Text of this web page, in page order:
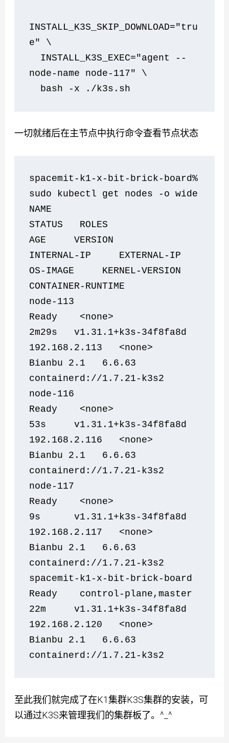
INSTALL_K3S_SKIP_DOWNLOAD="tru
e" \
node-name node-117" \
  bash -x ./k3s.sh
一切就绪后在主节点中执行命令查看节点状态
spacemit-k1-x-bit-brick-board%
sudo kubectl get nodes -o wide
NAME
STATUS   ROLES
AGE     VERSION
INTERNAL-IP     EXTERNAL-IP
OS-IMAGE     KERNEL-VERSION
CONTAINER-RUNTIME
node-113
Ready    <none>
2m29s   v1.31.1+k3s-34f8fa8d
192.168.2.113   <none>
Bianbu 2.1   6.6.63
containerd://1.7.21-k3s2
node-116
Ready    <none>
53s     v1.31.1+k3s-34f8fa8d
192.168.2.116   <none>
Bianbu 2.1   6.6.63
containerd://1.7.21-k3s2
node-117
Ready    <none>
9s      v1.31.1+k3s-34f8fa8d
192.168.2.117   <none>
Bianbu 2.1   6.6.63
containerd://1.7.21-k3s2
spacemit-k1-x-bit-brick-board
Ready    control-plane,master
22m     v1.31.1+k3s-34f8fa8d
192.168.2.120   <none>
Bianbu 2.1   6.6.63
containerd://1.7.21-k3s2
至此我们就完成了在K1集群K3S集群的安装，可
以通过K3S来管理我们的集群板了。^_^